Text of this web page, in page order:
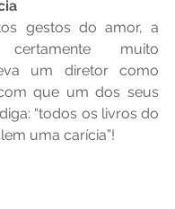
gestos do amor, a
muito
um diretor como
que um dos seus
“todos os livros do
uma carícia”!